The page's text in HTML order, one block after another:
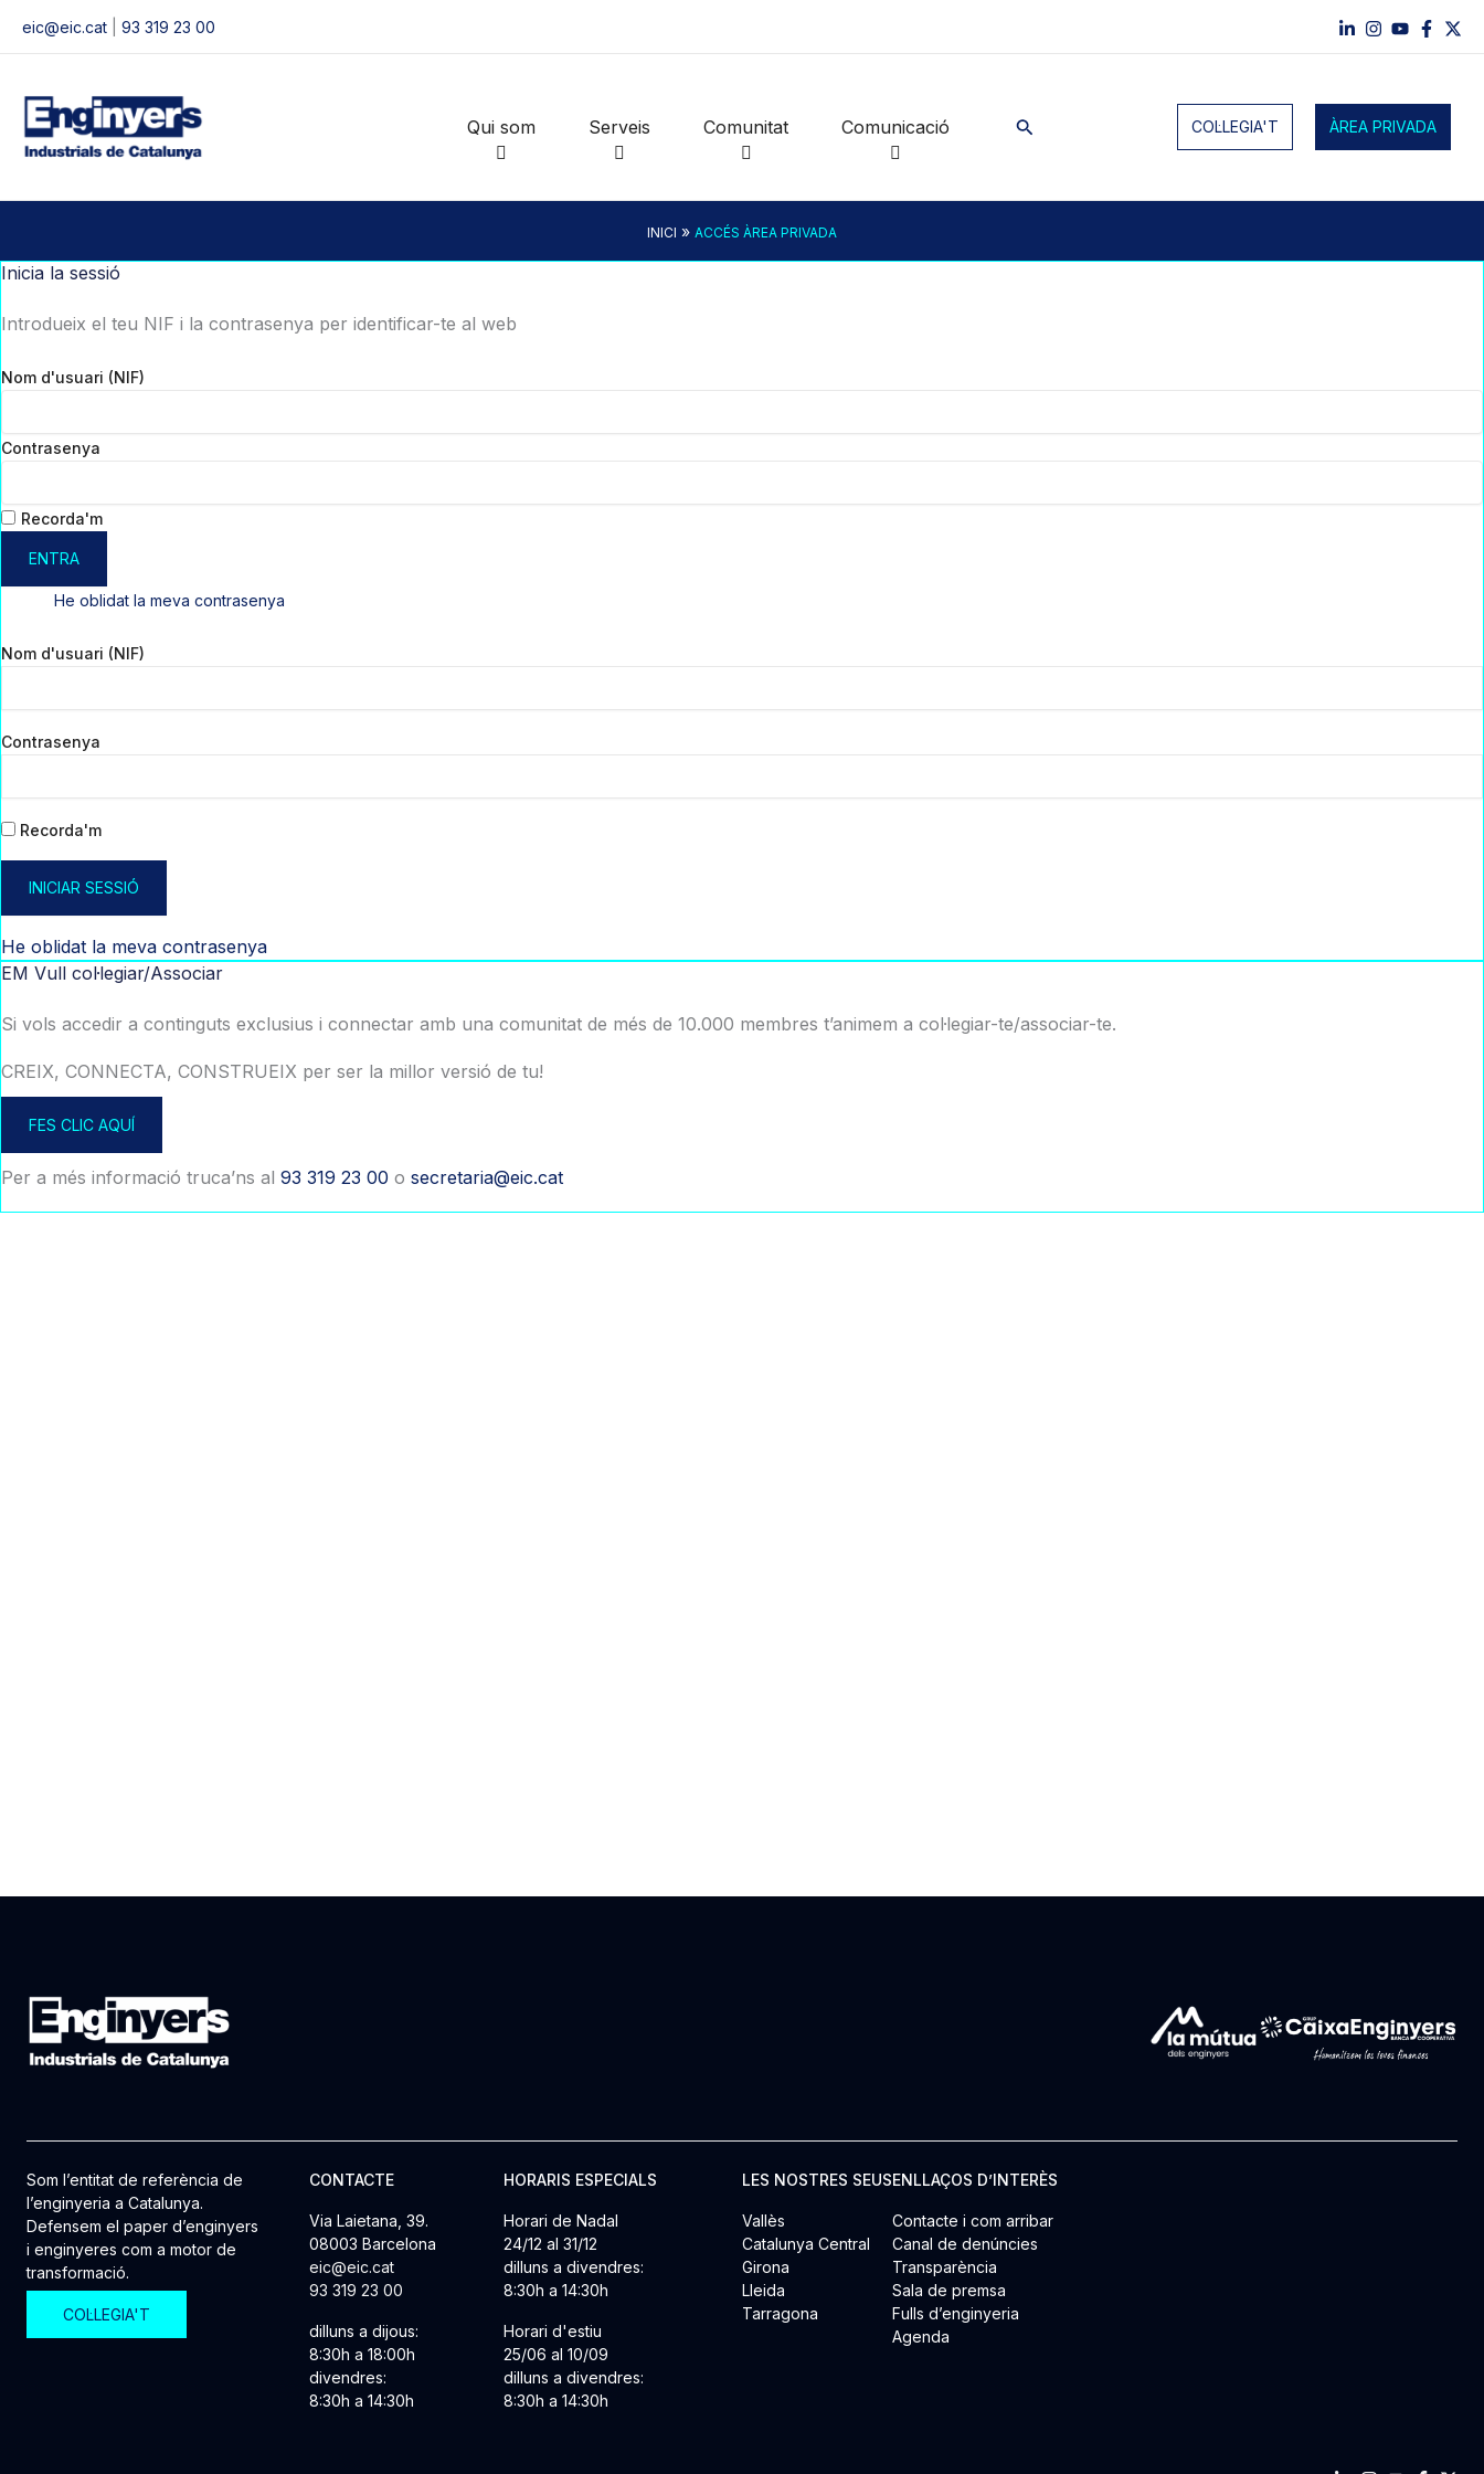
eic@eic.cat 93 319 23 00
Qui som Serveis Comunitat Comunicació Cerca COL·LEGIA'T ÀREA PRIVADA
INICI » ACCÉS ÀREA PRIVADA
Inicia la sessió
Introdueix el teu NIF i la contrasenya per identificar-te al web
Nom d'usuari (NIF)
Contrasenya
Recorda'm
ENTRA
He oblidat la meva contrasenya
Nom d'usuari (NIF)
Contrasenya
Recorda'm
INICIAR SESSIÓ
He oblidat la meva contrasenya
EM Vull col·legiar/Associar
Si vols accedir a continguts exclusius i connectar amb una comunitat de més de 10.000 membres t’animem a col·legiar-te/associar-te.
CREIX, CONNECTA, CONSTRUEIX per ser la millor versió de tu!
FES CLIC AQUÍ
Per a més informació truca’ns al 93 319 23 00 o secretaria@eic.cat
Som l’entitat de referència de
l’enginyeria a Catalunya.
Defensem el paper d’enginyers
i enginyeres com a motor de
transformació.
COL·LEGIA'T
CONTACTE
Via Laietana, 39.
08003 Barcelona
eic@eic.cat
93 319 23 00
dilluns a dijous:
8:30h a 18:00h
divendres:
8:30h a 14:30h
HORARIS ESPECIALS
Horari de Nadal
24/12 al 31/12
dilluns a divendres:
8:30h a 14:30h
Horari d'estiu
25/06 al 10/09
dilluns a divendres:
8:30h a 14:30h
LES NOSTRES SEUS
Vallès
Catalunya Central
Girona
Lleida
Tarragona
ENLLAÇOS D’INTERÈS
Contacte i com arribar
Canal de denúncies
Transparència
Sala de premsa
Fulls d’enginyeria
Agenda